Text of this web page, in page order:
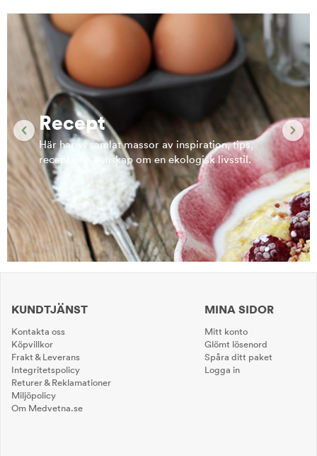
Recept
Här har vi samlat massor av inspiration, tips,
recept och kunskap om en ekologisk livsstil.
KUNDTJÄNST
Kontakta oss
Köpvillkor
Frakt & Leverans
Integritetspolicy
Returer & Reklamationer
Miljöpolicy
Om Medvetna.se
MINA SIDOR
Mitt konto
Glömt lösenord
Spåra ditt paket
Logga in